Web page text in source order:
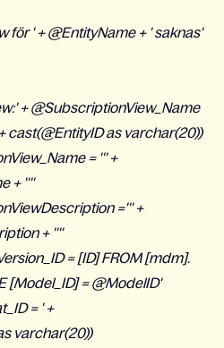
för ' + @EntityName + ' saknas'
+ @SubscriptionView_Name
cast(@EntityID as varchar(20))
= ''' +
+ ''''
=''' +
+ ''''
= [ID] FROM [mdm].
[Model_ID] = @ModelID'
= ' +
varchar(20))